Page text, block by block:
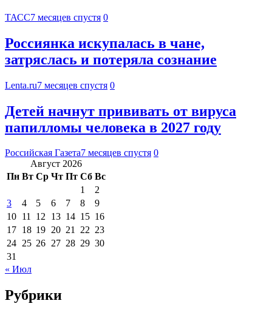
ТАСС7 месяцев спустя 0
Россиянка искупалась в чане,
затряслась и потеряла сознание
Lenta.ru7 месяцев спустя 0
Детей начнут прививать от вируса
папилломы человека в 2027 году
Российская Газета7 месяцев спустя 0
Август 2026
Пн Вт Ср Чт Пт Сб Вс
1
2
3
4 5 6 7 8
9
10 11 12 13 14 15 16
17 18 19 20 21 22 23
24 25 26 27 28 29 30
31
« Июл
Рубрики